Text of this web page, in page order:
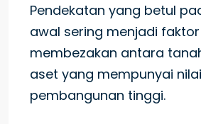
Pendekatan yang betul
awal sering menjadi
membezakan antara
aset yang mempunyai nilai
pembangunan tinggi.